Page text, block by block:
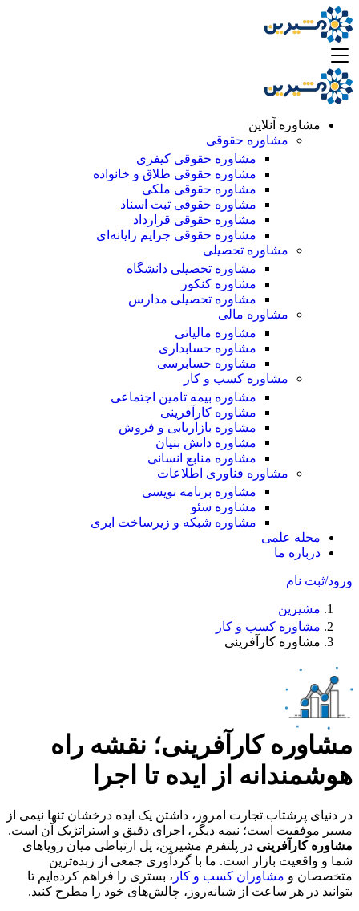
مشاوره آنلاین
مشاوره حقوقی
مشاوره حقوقی کیفری
مشاوره حقوقی طلاق و خانواده
مشاوره حقوقی ملکی
مشاوره حقوقی ثبت اسناد
مشاوره حقوقی قرارداد
مشاوره حقوقی جرایم رایانه‌ای
مشاوره تحصیلی
مشاوره تحصیلی دانشگاه
مشاوره کنکور
مشاوره تحصیلی مدارس
مشاوره مالی
مشاوره مالیاتی
مشاوره حسابداری
مشاوره حسابرسی
مشاوره کسب و کار
مشاوره بیمه تامین اجتماعی
مشاوره کارآفرینی
مشاوره بازاریابی و فروش
مشاوره دانش بنیان
مشاوره منابع انسانی
مشاوره فناوری اطلاعات
مشاوره برنامه نویسی
مشاوره سئو
مشاوره شبکه و زیرساخت ابری
مجله علمی
درباره ما
ورود/ثبت نام
مشیرین
مشاوره کسب و کار
مشاوره کارآفرینی
مشاوره کارآفرینی؛ نقشه راه
هوشمندانه از ایده تا اجرا
در دنیای پرشتاب تجارت امروز، داشتن یک ایده درخشان تنها نیمی از
مسیر موفقیت است؛ نیمه دیگر، اجرای دقیق و استراتژیک آن است.
مشاوره کارآفرینی در پلتفرم مشیرین، پل ارتباطی میان رویاهای
شما و واقعیت بازار است. ما با گردآوری جمعی از زبده‌ترین
متخصصان و مشاوران کسب و کار ، بستری را فراهم کرده‌ایم تا
بتوانید در هر ساعت از شبانه‌روز، چالش‌های خود را مطرح کنید.